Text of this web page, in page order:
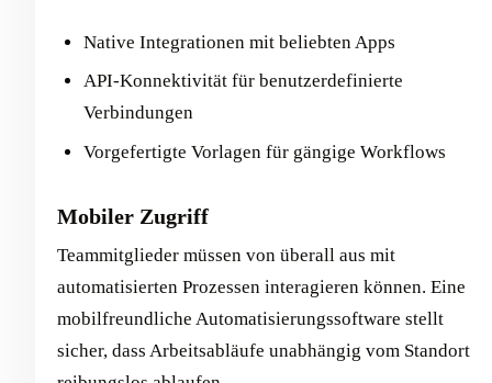
Native Integrationen mit beliebten Apps
API-Konnektivität für benutzerdefinierte
Verbindungen
Vorgefertigte Vorlagen für gängige Workflows
Mobiler Zugriff
Teammitglieder müssen von überall aus mit
automatisierten Prozessen interagieren können. Eine
mobilfreundliche Automatisierungssoftware stellt
sicher, dass Arbeitsabläufe unabhängig vom Standort